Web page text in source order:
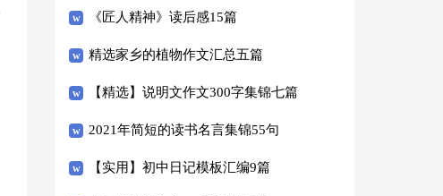
《匠人精神》读后感15篇
精选家乡的植物作文汇总五篇
【精选】说明文作文300字集锦七篇
2021年简短的读书名言集锦55句
【实用】初中日记模板汇编9篇